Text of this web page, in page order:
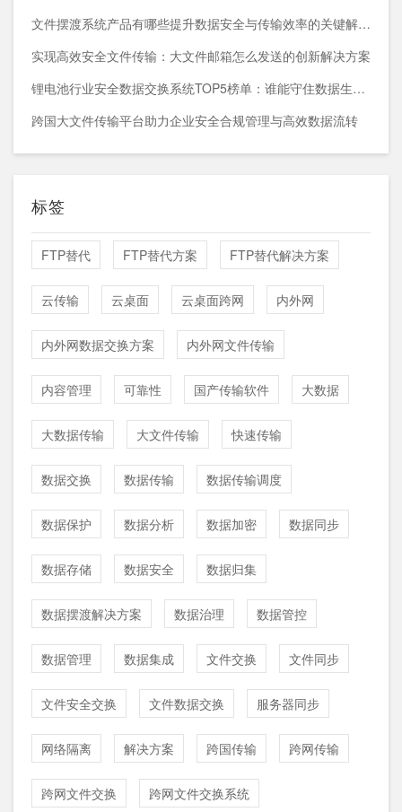
文件摆渡系统产品有哪些提升数据安全与传输效率的关键解决方案
实现高效安全文件传输：大文件邮箱怎么发送的创新解决方案
锂电池行业安全数据交换系统TOP5榜单：谁能守住数据生命线？
跨国大文件传输平台助力企业安全合规管理与高效数据流转
标签
FTP替代 FTP替代方案 FTP替代解决方案
云传输 云桌面 云桌面跨网 内外网
内外网数据交换方案 内外网文件传输
内容管理 可靠性 国产传输软件 大数据
大数据传输 大文件传输 快速传输
数据交换 数据传输 数据传输调度
数据保护 数据分析 数据加密 数据同步
数据存储 数据安全 数据归集
数据摆渡解决方案 数据治理 数据管控
数据管理 数据集成 文件交换 文件同步
文件安全交换 文件数据交换 服务器同步
网络隔离 解决方案 跨国传输 跨网传输
跨网文件交换 跨网文件交换系统